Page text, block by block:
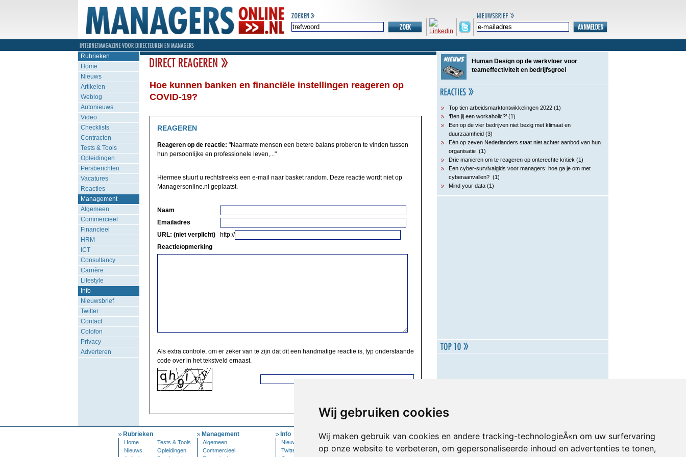
Wij gebruiken cookies
Wij maken gebruik van cookies en andere tracking-technologieÃ«n om uw surfervaring
op onze website te verbeteren, om gepersonaliseerde inhoud en advertenties te tonen,
Rubrieken
Home
Nieuws
Artikelen
Weblog
Autonieuws
Video
Checklists
Contracten
Tests & Tools
Opleidingen
Persberichten
Vacatures
Reacties
Management
Algemeen
Commercieel
Financieel
HRM
ICT
Consultancy
Carrière
Lifestyle
Info
Nieuwsbrief
Twitter
Contact
Colofon
Privacy
Adverteren
Hoe kunnen banken en financiële instellingen reageren op
COVID-19?
REAGEREN
Reageren op de reactie: "Naarmate mensen een betere balans proberen te vinden tussen
hun persoonlijke en professionele leven,..."
Hiermee stuurt u rechtstreeks een e-mail naar basket random. Deze reactie wordt niet op
Managersonline.nl geplaatst.
Naam
Emailadres
URL: (niet verplicht)
http://
Reactie/opmerking
Als extra controle, om er zeker van te zijn dat dit een handmatige reactie is, typ onderstaande
code over in het tekstveld ernaast.
Human Design op de werkvloer voor
teameffectiviteit en bedrijfsgroei
Top tien arbeidsmarktontwikkelingen 2022 (1)
‘Ben jij een workaholic?’ (1)
Een op de vier bedrijven niet bezig met klimaat en
duurzaamheid (3)
Eén op zeven Nederlanders staat niet achter aanbod van hun
organisatie (1)
Drie manieren om te reageren op onterechte kritiek (1)
Een cyber-survivalgids voor managers: hoe ga je om met
cyberaanvallen? (1)
Mind your data (1)
Rubrieken
Home
Tests & Tools
Nieuws
Opleidingen
Management
Algemeen
Commercieel
Info
Nieuwsbrief
Twitter
Mijn Account
Inloggen